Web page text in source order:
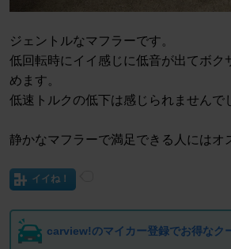
ジェントルなマフラーです。
低回転時にイイ感じに低音が出てボク
めます。
低速トルクの低下は感じられませんで
静かなマフラーで満足できる人にはオ
イイね！
carview!のマイカー登録でお得なク